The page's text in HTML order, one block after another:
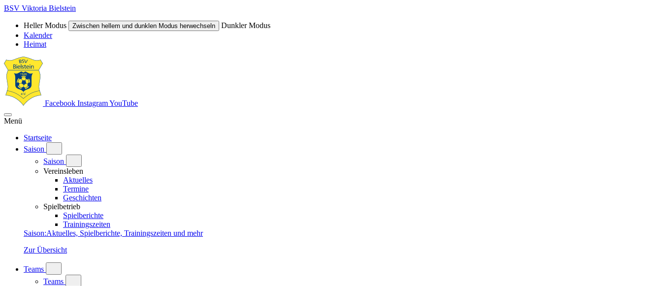
BSV Viktoria Bielstein
Heller Modus Zwischen hellem und dunklen Modus herwechseln
Dunkler Modus
Kalender
Heimat
Facebook InstagramYouTube
Menü
Startseite
Saison
Saison
Vereinsleben
Aktuelles
Termine
Geschichten
Spielbetrieb
Spielberichte
Trainingszeiten
Saison:Aktuelles, Spielberichte, Trainingszeiten und mehr
Zur Übersicht
Teams
Teams